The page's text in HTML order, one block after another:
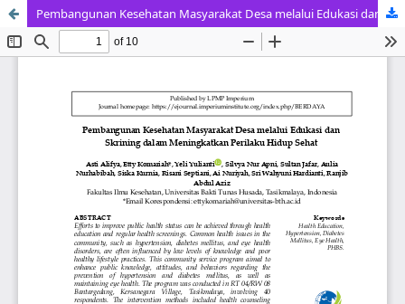
Pembangunan Kesehatan Masyarakat Desa melalui Edukasi dan Skrining dalam Meningkatkan Perilaku Hidup Sehat